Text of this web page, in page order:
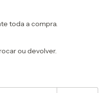
toda a compra.
ou devolver.